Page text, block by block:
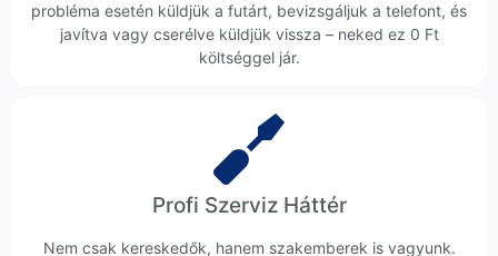
probléma esetén küldjük a futárt, bevizsgáljuk a telefont, és
javítva vagy cserélve küldjük vissza – neked ez 0 Ft
költséggel jár.
Profi Szerviz Háttér
Nem csak kereskedők, hanem szakemberek is vagyunk.